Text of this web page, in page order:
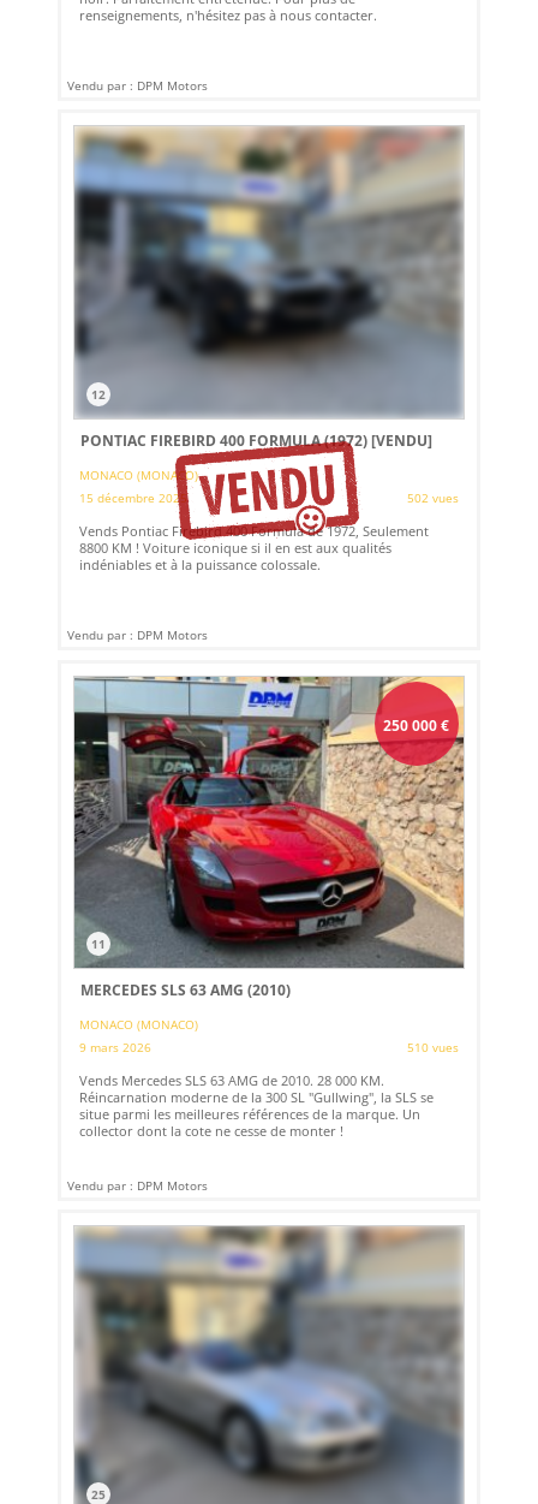
renseignements, n'hésitez pas à nous contacter.
Vendu par : DPM Motors
12
PONTIAC FIREBIRD 400 FORMULA (1972)[VENDU]
MONACO (MONACO)
15 décembre 2025
502 vues
Vends Pontiac Firebird 400 Formula de 1972, Seulement
8800 KM ! Voiture iconique si il en est aux qualités
indéniables et à la puissance colossale.
Vendu par : DPM Motors
250 000€
11
MERCEDES SLS 63 AMG (2010)
MONACO (MONACO)
9 mars 2026
510 vues
Vends Mercedes SLS 63 AMG de 2010. 28 000 KM.
Réincarnation moderne de la 300 SL "Gullwing", la SLS se
situe parmi les meilleures références de la marque. Un
collector dont la cote ne cesse de monter !
Vendu par : DPM Motors
25